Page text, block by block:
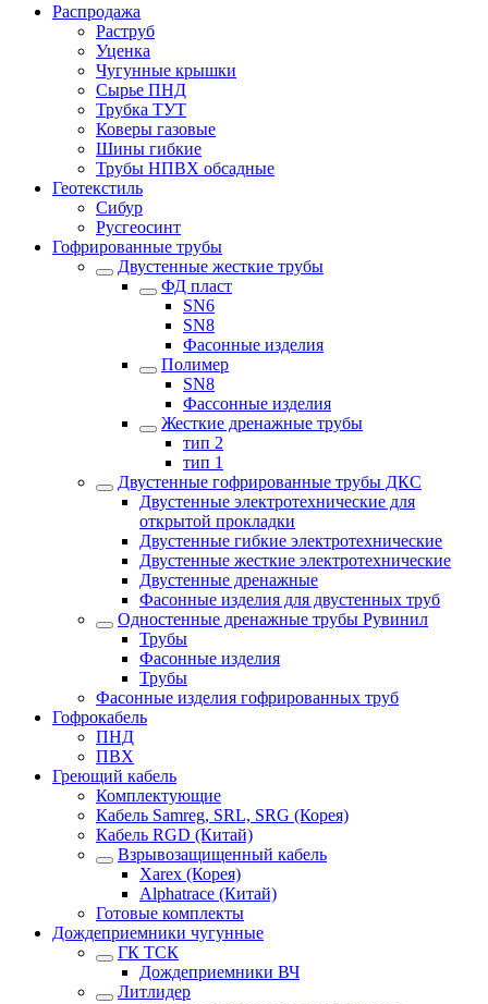
Распродажа
Раструб
Уценка
Чугунные крышки
Сырье ПНД
Трубка ТУТ
Коверы газовые
Шины гибкие
Трубы НПВХ обсадные
Геотекстиль
Сибур
Русгеосинт
Гофрированные трубы
Двустенные жесткие трубы
ФД пласт
SN6
SN8
Фасонные изделия
Полимер
SN8
Фассонные изделия
Жесткие дренажные трубы
тип 2
тип 1
Двустенные гофрированные трубы ДКС
Двустенные электротехнические для
открытой прокладки
Двустенные гибкие электротехнические
Двустенные жесткие электротехнические
Двустенные дренажные
Фасонные изделия для двустенных труб
Одностенные дренажные трубы Рувинил
Трубы
Фасонные изделия
Трубы
Фасонные изделия гофрированных труб
Гофрокабель
ПНД
ПВХ
Греющий кабель
Комплектующие
Кабель Samreg, SRL, SRG (Корея)
Кабель RGD (Китай)
Взрывозащищенный кабель
Xarex (Корея)
Alphatrace (Китай)
Готовые комплекты
Дождеприемники чугунные
ГК ТСК
Дождеприемники ВЧ
Литлидер